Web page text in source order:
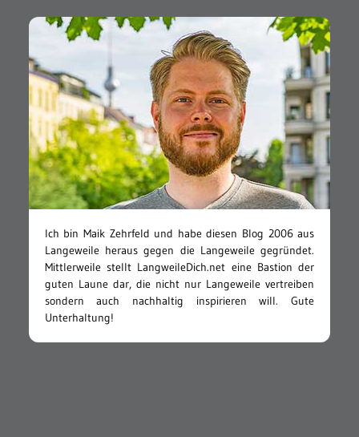
Ich bin Maik Zehrfeld und habe diesen Blog 2006 aus
Langeweile heraus gegen die Langeweile gegründet.
Mittlerweile stellt LangweileDich.net eine Bastion der
guten Laune dar, die nicht nur Langeweile vertreiben
sondern auch nachhaltig inspirieren will. Gute
Unterhaltung!